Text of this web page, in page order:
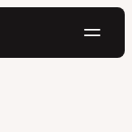
deiner